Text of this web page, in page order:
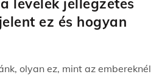
levelek jellegzetes
ez és hogyan
olyan ez, mint az embereknél